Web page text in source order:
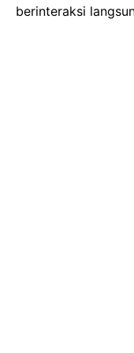
berinteraksi